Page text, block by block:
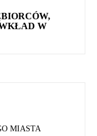
W
MIASTA